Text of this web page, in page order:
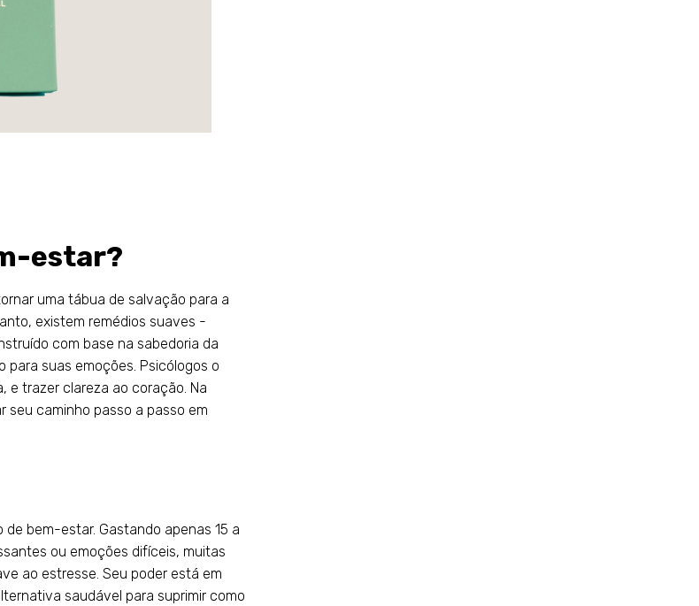
estar?
uma tábua de salvação para a
existem remédios suaves -
com base na sabedoria da
para suas emoções. Psicólogos o
e trazer clareza ao coração. Na
seu caminho passo a passo em
bem-estar. Gastando apenas 15 a
ou emoções difíceis, muitas
ao estresse. Seu poder está em
saudável para suprimir como